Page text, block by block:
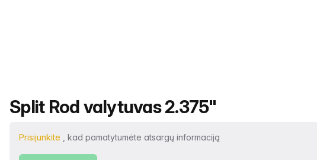
Produkto pavadinimas
Split Rod valytuvas 2.375"
Prisijunkite , kad pamatytumėte atsargų informaciją